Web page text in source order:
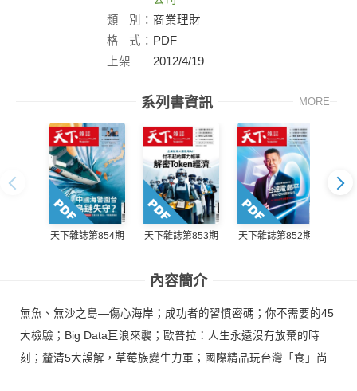
類
別： 商業理財
格
式： PDF
上架
2012/4/19
系列書資訊 MORE
天下雜誌第854期 天下雜誌第853期 天下雜誌第852期
內容簡介
無魚、無沙之島—傷心海岸；成功者的習慣密碼；你不需要的45
大檢驗；Big Data巨浪來襲；歐普拉：人生永遠沒有放棄的時
刻；釐清5大誤解，草莓族變生力軍；國際精品玩台灣「食」尚